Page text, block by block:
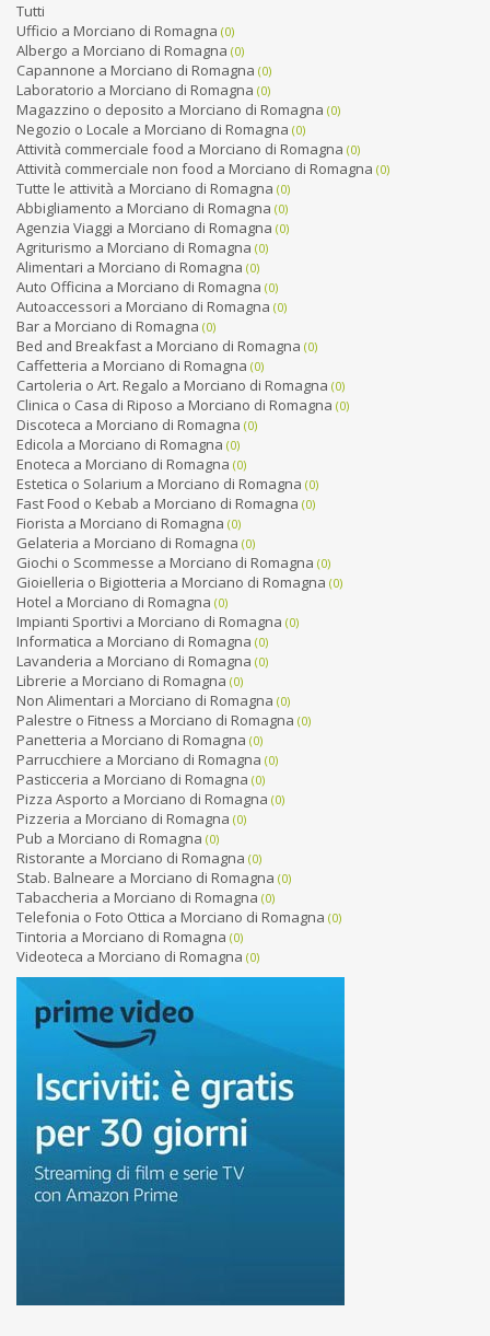
Tutti
Ufficio a Morciano di Romagna (0)
Albergo a Morciano di Romagna (0)
Capannone a Morciano di Romagna (0)
Laboratorio a Morciano di Romagna (0)
Magazzino o deposito a Morciano di Romagna (0)
Negozio o Locale a Morciano di Romagna (0)
Attività commerciale food a Morciano di Romagna (0)
Attività commerciale non food a Morciano di Romagna (0)
Tutte le attività a Morciano di Romagna (0)
Abbigliamento a Morciano di Romagna (0)
Agenzia Viaggi a Morciano di Romagna (0)
Agriturismo a Morciano di Romagna (0)
Alimentari a Morciano di Romagna (0)
Auto Officina a Morciano di Romagna (0)
Autoaccessori a Morciano di Romagna (0)
Bar a Morciano di Romagna (0)
Bed and Breakfast a Morciano di Romagna (0)
Caffetteria a Morciano di Romagna (0)
Cartoleria o Art. Regalo a Morciano di Romagna (0)
Clinica o Casa di Riposo a Morciano di Romagna (0)
Discoteca a Morciano di Romagna (0)
Edicola a Morciano di Romagna (0)
Enoteca a Morciano di Romagna (0)
Estetica o Solarium a Morciano di Romagna (0)
Fast Food o Kebab a Morciano di Romagna (0)
Fiorista a Morciano di Romagna (0)
Gelateria a Morciano di Romagna (0)
Giochi o Scommesse a Morciano di Romagna (0)
Gioielleria o Bigiotteria a Morciano di Romagna (0)
Hotel a Morciano di Romagna (0)
Impianti Sportivi a Morciano di Romagna (0)
Informatica a Morciano di Romagna (0)
Lavanderia a Morciano di Romagna (0)
Librerie a Morciano di Romagna (0)
Non Alimentari a Morciano di Romagna (0)
Palestre o Fitness a Morciano di Romagna (0)
Panetteria a Morciano di Romagna (0)
Parrucchiere a Morciano di Romagna (0)
Pasticceria a Morciano di Romagna (0)
Pizza Asporto a Morciano di Romagna (0)
Pizzeria a Morciano di Romagna (0)
Pub a Morciano di Romagna (0)
Ristorante a Morciano di Romagna (0)
Stab. Balneare a Morciano di Romagna (0)
Tabaccheria a Morciano di Romagna (0)
Telefonia o Foto Ottica a Morciano di Romagna (0)
Tintoria a Morciano di Romagna (0)
Videoteca a Morciano di Romagna (0)